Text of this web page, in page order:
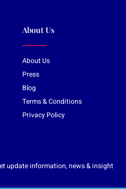
About Us
About Us
Press
Blog
Terms & Conditions
Privacy Policy
update information, news & insight